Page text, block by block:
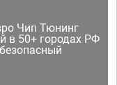
Чип Тюнинг
в 50+ городах РФ